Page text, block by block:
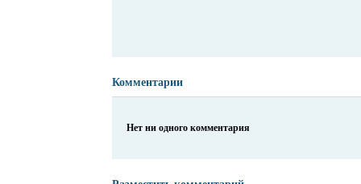
Комментарии
Нет ни одного комментария